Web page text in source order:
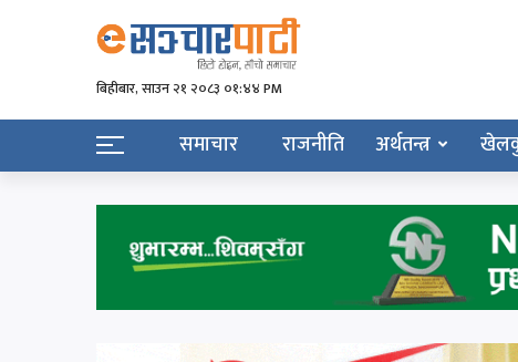
बिहीबार, साउन २१ २०८३ ०१:४४ PM
समाचार राजनीति अर्थतन्त्र